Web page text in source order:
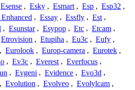
Esense , Esky , Esmart , Esp , Esp32 ,
, Essay , Essfly , Est ,
, Esunstar , Esypop , Etc , Etcam ,
Etrovision , Etupiha , Eu3c , Eufy ,
, Eurolook , Europ-camera , Eurotek ,
, Ev3c , Everest , Everfocus ,
, Evgeni , Evidence , Evo3d ,
, Evolution , Evolveo , Evolylcam ,